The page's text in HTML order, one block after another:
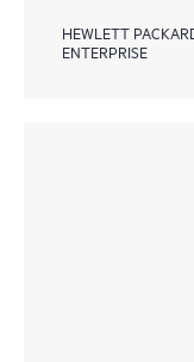
HEWLETT
ENTERPRISE